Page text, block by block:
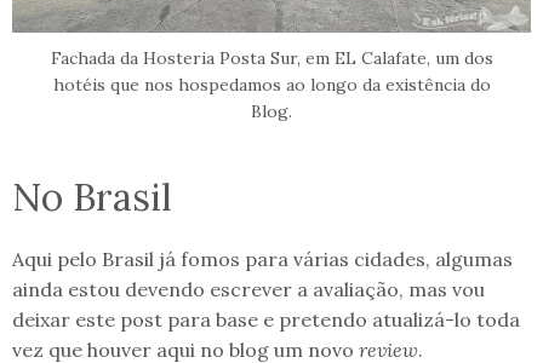
Fachada da Hosteria Posta Sur, em EL Calafate, um dos
hotéis que nos hospedamos ao longo da existência do
Blog.
No Brasil
Aqui pelo Brasil já fomos para várias cidades, algumas
ainda estou devendo escrever a avaliação, mas vou
deixar este post para base e pretendo atualizá-lo toda
vez que houver aqui no blog um novo review.